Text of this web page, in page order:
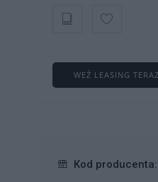
WEŹ LEASING TERAZ
Kod producenta: